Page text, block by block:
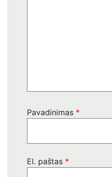
Pavadinimas *
El. paštas *